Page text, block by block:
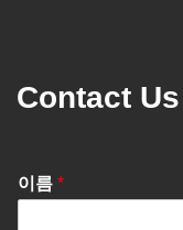
Contact Us
이름 *